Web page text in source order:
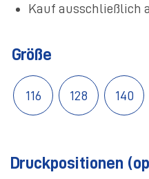
Kauf ausschließlich
Größe
116 128 140
Druckpositionen